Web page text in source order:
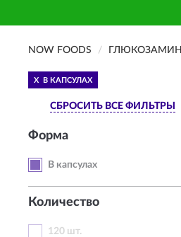
NOW FOODS ГЛЮКОЗАМИН
X В КАПСУЛАХ
СБРОСИТЬ ВСЕ ФИЛЬТРЫ
Форма
В капсулах
Количество
120 шт.